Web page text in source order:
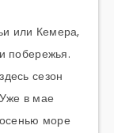
или Кемера,
побережья.
сезон
в мае
море